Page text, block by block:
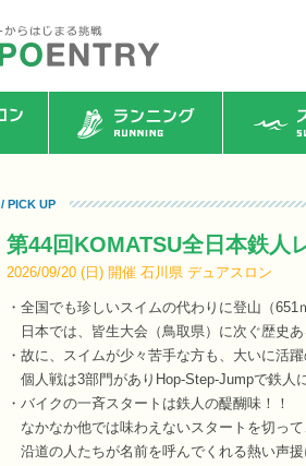
ランニング ス
/ PICK UP
第44回KOMATSU全日本鉄人
2026/09/20 ( 日 ) 開催 石川県 デュアスロン
・全国でも珍しいスイムの代わりに登山（
日本では、皆生大会（鳥取県）に次ぐ歴史
・故に、スイムが少々苦手な方も、大いに活
個人戦は3部門がありHop-Step-Jumpで鉄人
・バイクの一斉スタートは鉄人の醍醐味！！
なかなか他では味わえないスタートを切っ
沿道の人たちが名前を呼んでくれる熱い声